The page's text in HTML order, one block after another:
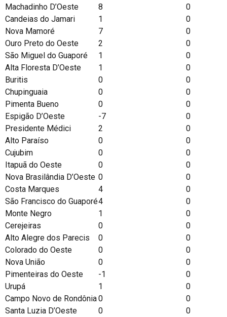
Machadinho D’Oeste
8
0
Candeias do Jamari
1
0
Nova Mamoré
7
0
Ouro Preto do Oeste
2
0
São Miguel do Guaporé
1
0
Alta Floresta D’Oeste
1
0
Buritis
0
0
Chupinguaia
0
0
Pimenta Bueno
0
0
Espigão D’Oeste
-7
0
Presidente Médici
2
0
Alto Paraíso
0
0
Cujubim
0
0
Itapuã do Oeste
0
0
Nova Brasilândia D’Oeste 0
0
Costa Marques
4
0
São Francisco do Guaporé4
0
Monte Negro
1
0
Cerejeiras
0
0
Alto Alegre dos Parecis
0
0
Colorado do Oeste
0
0
Nova União
0
0
Pimenteiras do Oeste
-1
0
Urupá
1
0
Campo Novo de Rondônia0
0
Santa Luzia D’Oeste
0
0